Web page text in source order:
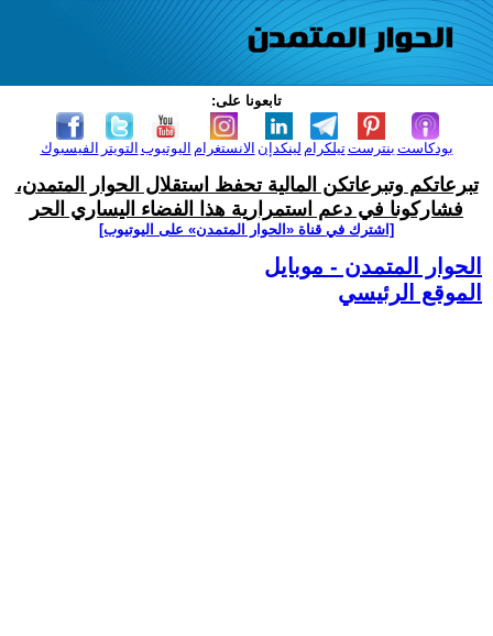
تابعونا على:
الفيسبوك التويتر اليوتيوب الانستغرام لينكدإن تيلكرامبنترست بودكاست
تبرعاتكم وتبرعاتكن المالية تحفظ استقلال الحوار المتمدن،
فشاركونا في دعم استمرارية هذا الفضاء اليساري الحر
[اشترك في قناة ‫«الحوار المتمدن» على اليوتيوب]
الحوار المتمدن - موبايل
الموقع الرئيسي